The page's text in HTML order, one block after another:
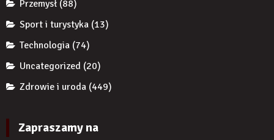
Przemysł (88)
Sport i turystyka (13)
Technologia (74)
Uncategorized (20)
Zdrowie i uroda (449)
Zapraszamy na